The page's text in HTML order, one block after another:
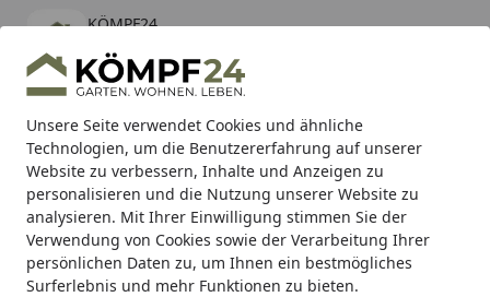
Unsere Seite verwendet Cookies und ähnliche
Technologien, um die Benutzererfahrung auf unserer
Website zu verbessern, Inhalte und Anzeigen zu
personalisieren und die Nutzung unserer Website zu
analysieren. Mit Ihrer Einwilligung stimmen Sie der
Verwendung von Cookies sowie der Verarbeitung Ihrer
persönlichen Daten zu, um Ihnen ein bestmögliches
Surferlebnis und mehr Funktionen zu bieten.
KÖMPF24
kostenlos - Im App Store
Hotline
Alle Produkte
Mein Konto
Suchen
Karibu Pools inkl. gratis Sandfilteranlage & Pool-
Starterset (Gesamtwert bis 468,99€)